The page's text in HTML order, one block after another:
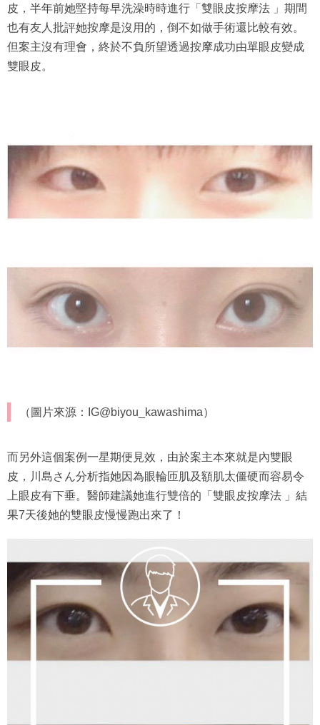
皮，半年前她堅持每早洗澡時時進行「雙眼皮按摩法 」期間
也有友人批評她按摩是沒用的，倒不如做手術還比較有效。
但案主沒有理會，終於不負所望透過按摩成功由單眼皮變成
雙眼皮。
（圖片來源：IG@biyou_kawashima）
而另外這個案例一星期便見效，由於案主本來就是內雙眼
皮，川島さん分析指她因為眼輪匝肌及額肌太僵硬而容易令
上眼皮有下垂。醫師建議她進行雙倍的「雙眼皮按摩法 」結
果7天後她的雙眼皮慢慢跑出來了！